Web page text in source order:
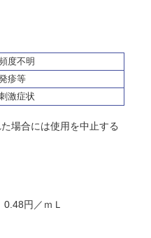
度不明
疹等
激症状
場合には使用を中止する
円／ｍＬ